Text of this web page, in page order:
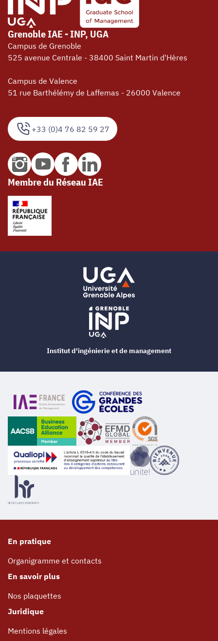
+33 (0)4 76 82 59 27
Grenoble IAE - INP, UGA
Campus de Grenoble
525 avenue Centrale - 38400 Saint Martin d'Hères
Campus de Valence
51 rue Barthélémy de Laffemas - 26000 Valence
Membre du Réseau IAE
En pratique
Organigramme et contacts
En savoir plus
Nos plaquettes
Juridique
Mentions légales
Institut d'ingénierie et de management